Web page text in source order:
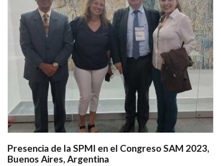
Presencia de la SPMI en el Congreso SAM 2023,
Buenos Aires, Argentina